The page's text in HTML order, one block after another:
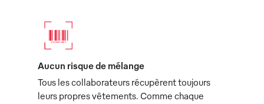
Aucun risque de mélange
Tous les collaborateurs récupèrent toujours
leurs propres vêtements. Comme chaque